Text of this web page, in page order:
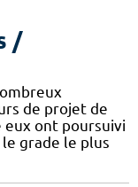
/
de projet de
eux ont poursuivi
grade le plus